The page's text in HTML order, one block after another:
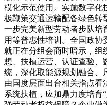
模化示范使用。实施数字化
极鞭策交通运输配备绿色转
一步完美新型劳动者步队培
用等普惠性培训。全国政
就正在分组会商时暗示，组
想、扶植运营、认证查验、
统，深化取能源规划融合、
由国度层面出台相关指点看
系统扶植，应加鼎力度培育